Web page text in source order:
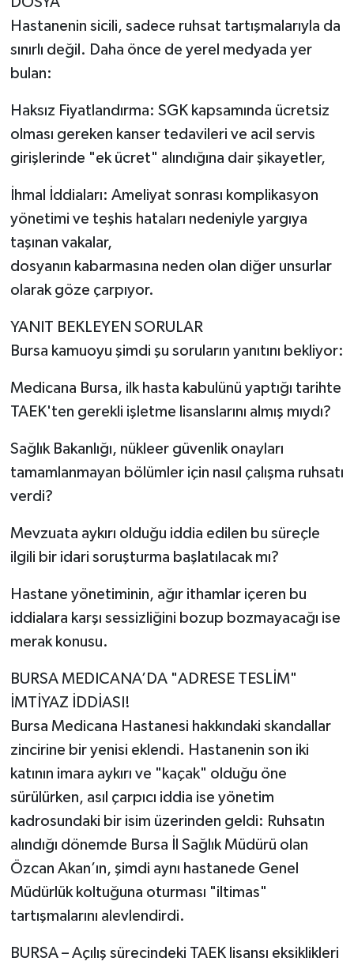
Hastanenin sicili, sadece ruhsat tartışmalarıyla da
sınırlı değil. Daha önce de yerel medyada yer
bulan:
Haksız Fiyatlandırma: SGK kapsamında ücretsiz
olması gereken kanser tedavileri ve acil servis
girişlerinde "ek ücret" alındığına dair şikayetler,
İhmal İddiaları: Ameliyat sonrası komplikasyon
yönetimi ve teşhis hataları nedeniyle yargıya
taşınan vakalar,
dosyanın kabarmasına neden olan diğer unsurlar
olarak göze çarpıyor.
YANIT BEKLEYEN SORULAR
Bursa kamuoyu şimdi şu soruların yanıtını bekliyor:
Medicana Bursa, ilk hasta kabulünü yaptığı tarihte
TAEK'ten gerekli işletme lisanslarını almış mıydı?
Sağlık Bakanlığı, nükleer güvenlik onayları
tamamlanmayan bölümler için nasıl çalışma ruhsatı
verdi?
Mevzuata aykırı olduğu iddia edilen bu süreçle
ilgili bir idari soruşturma başlatılacak mı?
Hastane yönetiminin, ağır ithamlar içeren bu
iddialara karşı sessizliğini bozup bozmayacağı ise
merak konusu.
BURSA MEDICANA’DA "ADRESE TESLİM"
İMTİYAZ İDDİASI!
Bursa Medicana Hastanesi hakkındaki skandallar
zincirine bir yenisi eklendi. Hastanenin son iki
katının imara aykırı ve "kaçak" olduğu öne
sürülürken, asıl çarpıcı iddia ise yönetim
kadrosundaki bir isim üzerinden geldi: Ruhsatın
alındığı dönemde Bursa İl Sağlık Müdürü olan
Özcan Akan’ın, şimdi aynı hastanede Genel
Müdürlük koltuğuna oturması "iltimas"
tartışmalarını alevlendirdi.
BURSA – Açılış sürecindeki TAEK lisansı eksiklikleri